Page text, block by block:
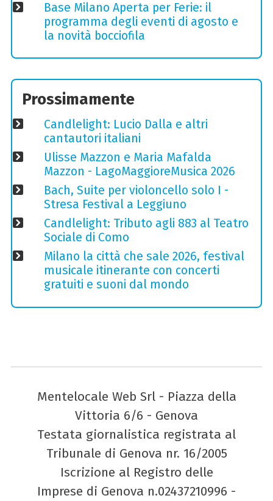
Base Milano Aperta per Ferie: il
programma degli eventi di agosto e
la novità bocciofila
Prossimamente
Candlelight: Lucio Dalla e altri
cantautori italiani
Ulisse Mazzon e Maria Mafalda
Mazzon - LagoMaggioreMusica 2026
Bach, Suite per violoncello solo I -
Stresa Festival a Leggiuno
Candlelight: Tributo agli 883 al Teatro
Sociale di Como
Milano la città che sale 2026, festival
musicale itinerante con concerti
gratuiti e suoni dal mondo
Mentelocale Web Srl - Piazza della
Vittoria 6/6 - Genova
Testata giornalistica registrata al
Tribunale di Genova nr. 16/2005
Iscrizione al Registro delle
Imprese di Genova n.02437210996 -